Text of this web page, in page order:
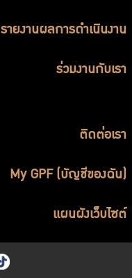
รายงานผลการดำเนินงาน
ร่วมงานกับเรา
ติดต่อเรา
My GPF (บัญชีของฉัน)
แผนผังเว็บไซต์